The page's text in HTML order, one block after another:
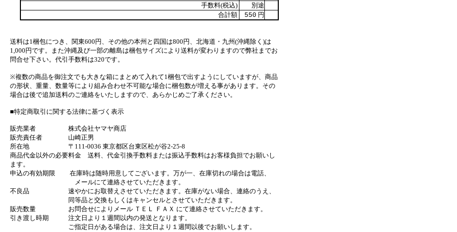
手数料(税込)
別途
合計額
550 円
送料は1梱包につき、関東600円、その他の本州と四国は800円、北海道・九州(沖縄除く)は
1,000円です。また沖縄及び一部の離島は梱包サイズにより送料が変わりますので弊社までお
問合せ下さい。代引手数料は320です。
※複数の商品を御注文でも大きな箱にまとめて入れて1梱包で出すようにしていますが、商品
の形状、重量、数量等により組み合わせ不可能な場合に梱包数が増える事があります。その
場合は後で追加送料のご連絡をいたしますので、あらかじめご了承ください。
■特定商取引に関する法律に基づく表示
販売業者 株式会社ヤマヤ商店
販売責任者 山崎正男
所在地 〒111-0036 東京都区台東区松が谷2-25-8
商品代金以外の必要料金 送料、代金引換手数料または振込手数料はお客様負担でお願いし
ます。
申込の有効期限 在庫時は随時用意してございます。万が一、在庫切れの場合は電話、
メールにて連絡させていただきます。
不良品 速やかにお取替えさせていただきます。在庫がない場合、連絡のうえ、
同等品と交換もしくはキャンセルとさせていただきます。
販売数量 お問合せによりメール ＴＥＬ ＦＡＸ にて連絡させていただきます。
引き渡し時期 注文日より１週間以内の発送となります。
ご指定日がある場合は、注文日より１週間以後でお願いします。